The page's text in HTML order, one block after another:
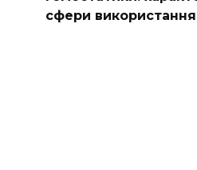
сфери використання